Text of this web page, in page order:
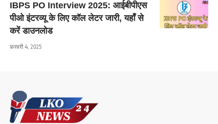
IBPS PO Interview 2025: आईबीपीएस
पीओ इंटरव्यू के लिए कॉल लेटर जारी, यहाँ से
करें डाउनलोड
फ़रवरी 4, 2025